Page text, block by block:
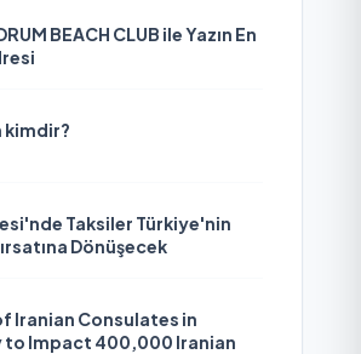
BEACH CLUB ile Yazın En
kimdir?
Taksiler Türkiye'nin
Dönüşecek
Iranian Consulates in
to Impact 400,000 Iranian